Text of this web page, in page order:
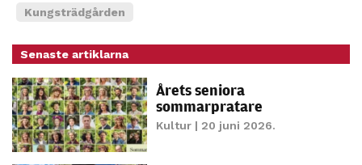
Kungsträdgården
Senaste artiklarna
Årets seniora
sommarpratare
Kultur| 20 juni 2026.